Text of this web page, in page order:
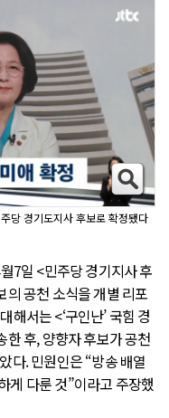
당 경기도지사 후보로 확정됐다
7일 <민주당 경기지사 후
의 공천 소식을 개별 리포
해서는 <‘구인난’ 국힘 경
한 후, 양향자 후보가 공천
다. 민원인은 “방송 배열
게 다룬 것”이라고 주장했